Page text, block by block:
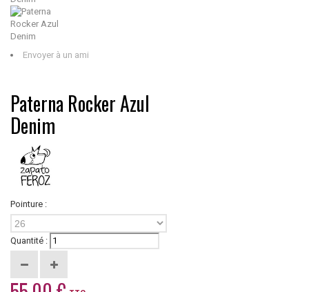
Envoyer à un ami
Paterna Rocker Azul
Denim
Pointure :
26
Quantité :